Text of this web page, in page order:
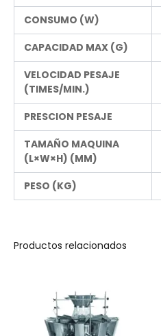
CONSUMO (W)
CAPACIDAD MAX (G)
VELOCIDAD PESAJE
(TIMES/MIN.)
PRESCION PESAJE
TAMAÑO MAQUINA
(L×W×H) (MM)
PESO (KG)
Productos relacionados